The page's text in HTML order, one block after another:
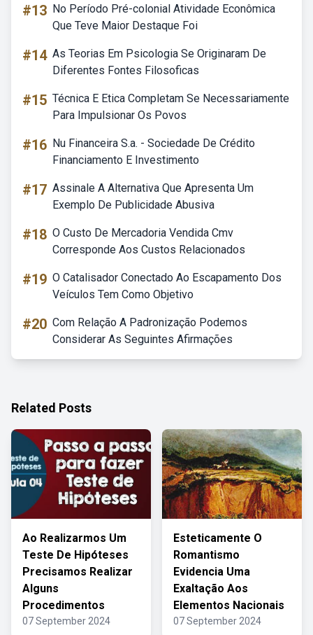
#13 No Período Pré-colonial Atividade Econômica
Que Teve Maior Destaque Foi
#14 As Teorias Em Psicologia Se Originaram De
Diferentes Fontes Filosoficas
#15 Técnica E Etica Completam Se Necessariamente
Para Impulsionar Os Povos
#16 Nu Financeira S.a. - Sociedade De Crédito
Financiamento E Investimento
#17 Assinale A Alternativa Que Apresenta Um
Exemplo De Publicidade Abusiva
#18 O Custo De Mercadoria Vendida Cmv
Corresponde Aos Custos Relacionados
#19 O Catalisador Conectado Ao Escapamento Dos
Veículos Tem Como Objetivo
#20 Com Relação A Padronização Podemos
Considerar As Seguintes Afirmações
Related Posts
Ao Realizarmos Um
Teste De Hipóteses
Precisamos Realizar
Alguns
Procedimentos
07 September 2024
Esteticamente O
Romantismo
Evidencia Uma
Exaltação Aos
Elementos Nacionais
07 September 2024